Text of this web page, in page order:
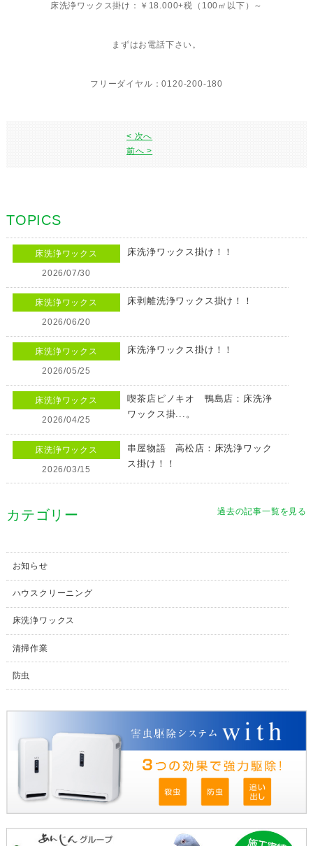
床洗浄ワックス掛け：￥18.000+税（100㎡以下）～
まずはお電話下さい。
フリーダイヤル：0120-200-180
< 次へ
前へ >
TOPICS
床洗浄ワックス
2026/07/30
床洗浄ワックス掛け！！
床洗浄ワックス
2026/06/20
床剥離洗浄ワックス掛け！！
床洗浄ワックス
2026/05/25
床洗浄ワックス掛け！！
床洗浄ワックス
2026/04/25
喫茶店ピノキオ 鴨島店：床洗浄
ワックス掛...。
床洗浄ワックス
2026/03/15
串屋物語 高松店：床洗浄ワック
ス掛け！！
過去の記事一覧を見る
カテゴリー
お知らせ
ハウスクリーニング
床洗浄ワックス
清掃作業
防虫